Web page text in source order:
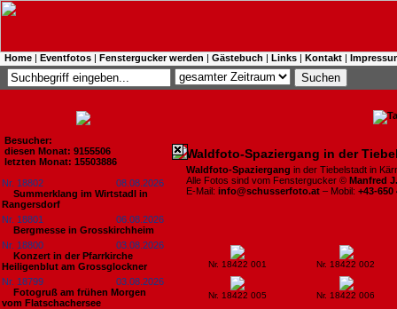
Home | Eventfotos | Fenstergucker werden | Gästebuch | Links | Kontakt |
Besucher:
diesen Monat: 9155506
letzten Monat: 15503886
Nr. 18802
08.08.2026
Summerklang im Wirtstadl in
Rangersdorf
Nr. 18801
06.08.2026
Bergmesse in Grosskirchheim
Nr. 18800
03.08.2026
Konzert in der Pfarrkirche
Heiligenblut am Grossglockner
Nr. 18799
03.08.2026
Fotogruß am frühen Morgen
vom Flatschachersee
Waldfoto-Spaziergang in der
Waldfoto-Spaziergang in der Tiebelstadt in
Alle Fotos sind vom Fenstergucker © Manfred
E-Mail: info@schusserfoto.at – Mobil: +43-650
Nr. 18422 001 Nr. 18422 002
Nr. 18422 005 Nr. 18422 006